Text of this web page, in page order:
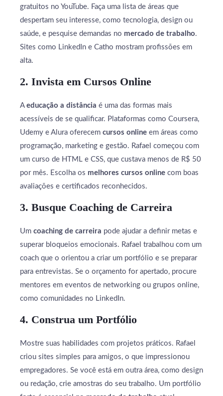
gratuitos no YouTube. Faça uma lista de áreas que
despertam seu interesse, como tecnologia, design ou
saúde, e pesquise demandas no mercado de trabalho.
Sites como LinkedIn e Catho mostram profissões em
alta.
2. Invista em Cursos Online
A educação a distância é uma das formas mais
acessíveis de se qualificar. Plataformas como Coursera,
Udemy e Alura oferecem cursos online em áreas como
programação, marketing e gestão. Rafael começou com
um curso de HTML e CSS, que custava menos de R$ 50
por mês. Escolha os melhores cursos online com boas
avaliações e certificados reconhecidos.
3. Busque Coaching de Carreira
Um coaching de carreira pode ajudar a definir metas e
superar bloqueios emocionais. Rafael trabalhou com um
coach que o orientou a criar um portfólio e se preparar
para entrevistas. Se o orçamento for apertado, procure
mentores em eventos de networking ou grupos online,
como comunidades no LinkedIn.
4. Construa um Portfólio
Mostre suas habilidades com projetos práticos. Rafael
criou sites simples para amigos, o que impressionou
empregadores. Se você está em outra área, como design
ou redação, crie amostras do seu trabalho. Um portfólio